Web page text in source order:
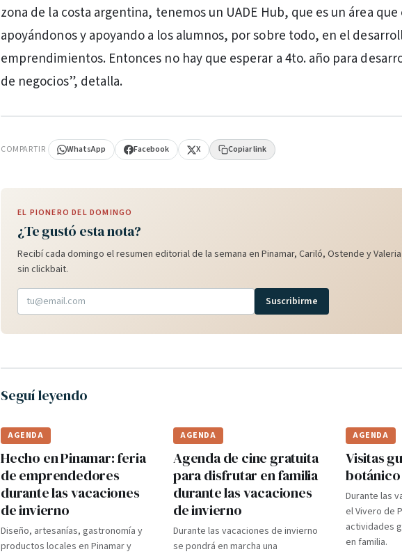
zona de la costa argentina, tenemos un UADE Hub, que es un área que
apoyándonos y apoyando a los alumnos, por sobre todo, en el
emprendimientos. Entonces no hay que esperar a 4to. año para
de negocios”, detalla.
COMPARTIR WhatsApp Facebook X Copiar link
EL PIONERO DEL DOMINGO
¿Te gustó esta nota?
Recibí cada domingo el resumen editorial de la semana en Pinamar, Cariló, Ostende y
sin clickbait.
Suscribirme
Seguí leyendo
AGENDA
Hecho en Pinamar: feria
de emprendedores
durante las vacaciones
de invierno
Diseño, artesanías, gastronomía y
productos locales en Pinamar y
AGENDA
Agenda de cine gratuita
para disfrutar en familia
durante las vacaciones
de invierno
Durante las vacaciones de invierno
se pondrá en marcha una
AGENDA
Visitas
botánico
Durante las
el Vivero de
actividades
en familia.